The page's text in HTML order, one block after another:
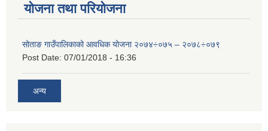
योजना तथा परियोजना
सोताङ गाउँपालिकाको आवधिक योजना २०७४÷०७५ – २०७८÷०७९
Post Date: 07/01/2018 - 16:36
अन्य